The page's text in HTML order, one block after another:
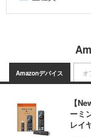
Amazonデバイス
【
ーミ
レイ
オ